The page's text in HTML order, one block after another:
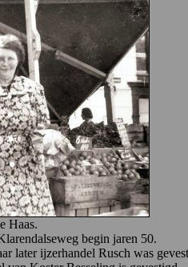
Haas.
begin jaren 50.
later ijzerhandel Rusch was